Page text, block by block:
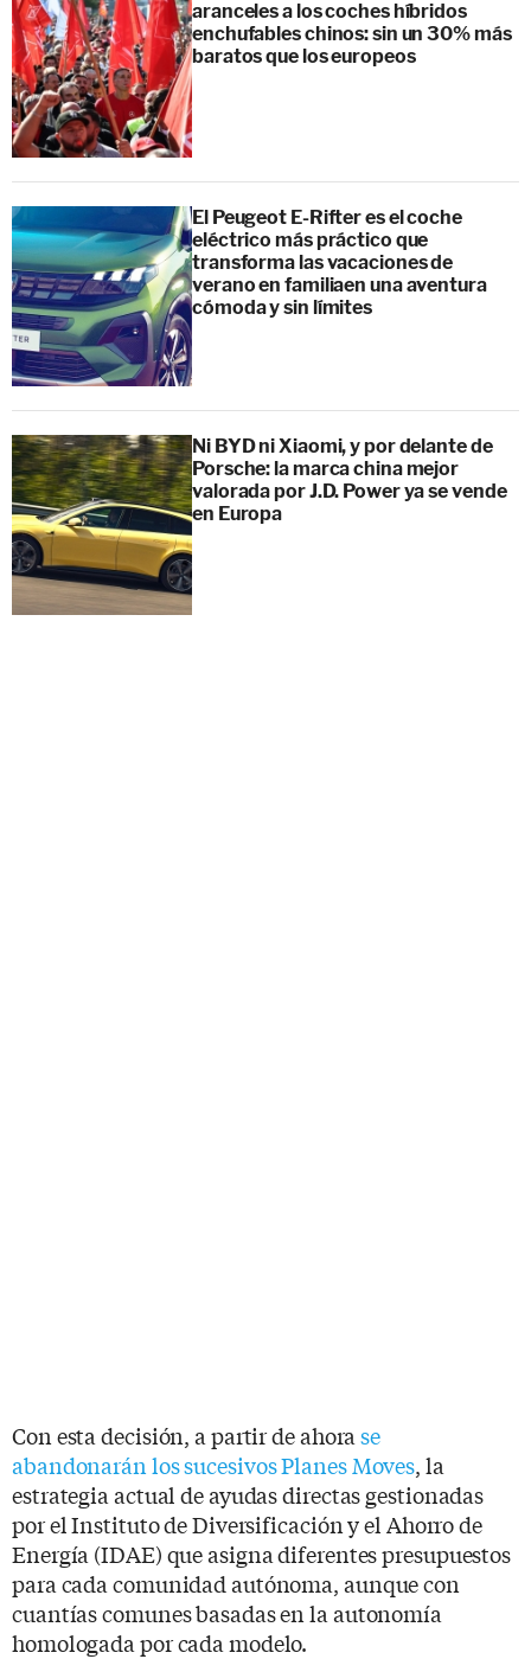
aranceles a los coches híbridos
enchufables chinos: sin un 30% más
baratos que los europeos
El Peugeot E-Rifter es el coche
eléctrico más práctico que
transforma las vacaciones de
verano en familiaen una aventura
cómoda y sin límites
Ni BYD ni Xiaomi, y por delante de
Porsche: la marca china mejor
valorada por J.D. Power ya se vende
en Europa
Con esta decisión, a partir de ahorase
abandonarán los sucesivos Planes Moves, la
estrategia actual de ayudas directas gestionadas
por el Instituto de Diversificación y el Ahorro de
Energía (IDAE) que asigna diferentes presupuestos
para cada comunidad autónoma, aunque con
cuantías comunes basadas en la autonomía
homologada por cada modelo.